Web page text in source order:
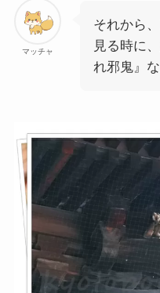
マッチャ
それから
見る時に
れ邪鬼』